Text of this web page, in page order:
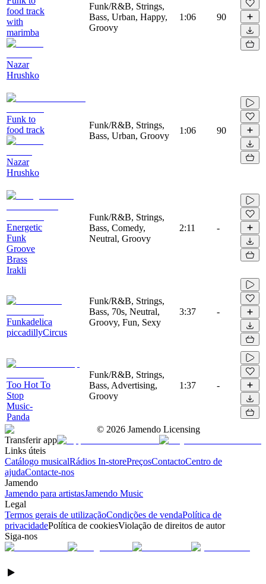
food track
with
marimba
Nazar
Hrushko
Funk/R&B, Strings,
Bass, Urban, Happy,
Groovy
1:06 90
Funk to
food track
Nazar
Hrushko
Funk/R&B, Strings,
Bass, Urban, Groovy
1:06 90
Energetic
Funk
Groove
Brass
Irakli
Funk/R&B, Strings,
Bass, Comedy,
Neutral, Groovy
2:11 -
Funkadelica
piccadillyCircus
Funk/R&B, Strings,
Bass, 70s, Neutral,
Groovy, Fun, Sexy
3:37 -
Too Hot To
Stop
Music-
Panda
Funk/R&B, Strings,
Bass, Advertising,
Groovy
1:37 -
© 2026 Jamendo Licensing
Transferir app
Links úteis
Catálogo musicalRádios In-storePreçosContactoCentro de
ajudaContacte-nos
Jamendo
Jamendo para artistasJamendo Music
Legal
Termos gerais de utilizaçãoCondições de vendaPolítica de
privacidadePolítica de cookiesViolação de direitos de autor
Siga-nos